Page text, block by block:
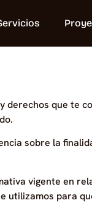
que te
sobre la
vigente en
utilizamos para